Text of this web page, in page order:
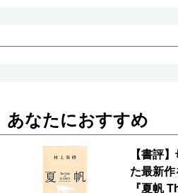
あなたにおすすめ
【書評
た最新
『夏帆